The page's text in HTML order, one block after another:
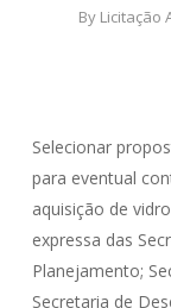
By Licitação
Selecionar
para eventual
aquisição de
expressa das
Planejamento;
Secretaria de